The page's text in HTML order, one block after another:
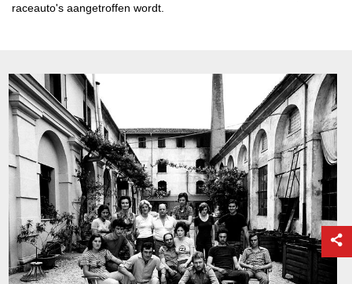
raceauto's aangetroffen wordt.